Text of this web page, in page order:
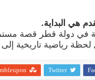
هي البداية.
في دولة قطر قصة
رياضية تاريخية
Twitter